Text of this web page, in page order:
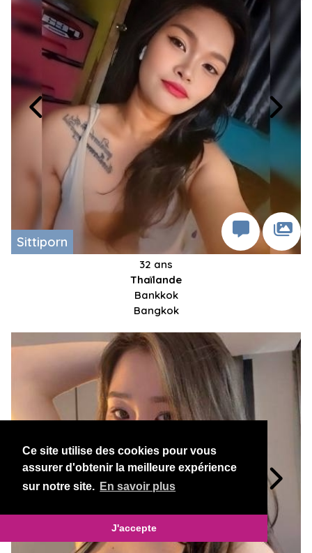
Ce site utilise des cookies pour vous
assurer d'obtenir la meilleure expérience
sur notre site. En savoir plus
J'accepte
Sittiporn
32 ans
Thaïlande
Bankkok
Bangkok